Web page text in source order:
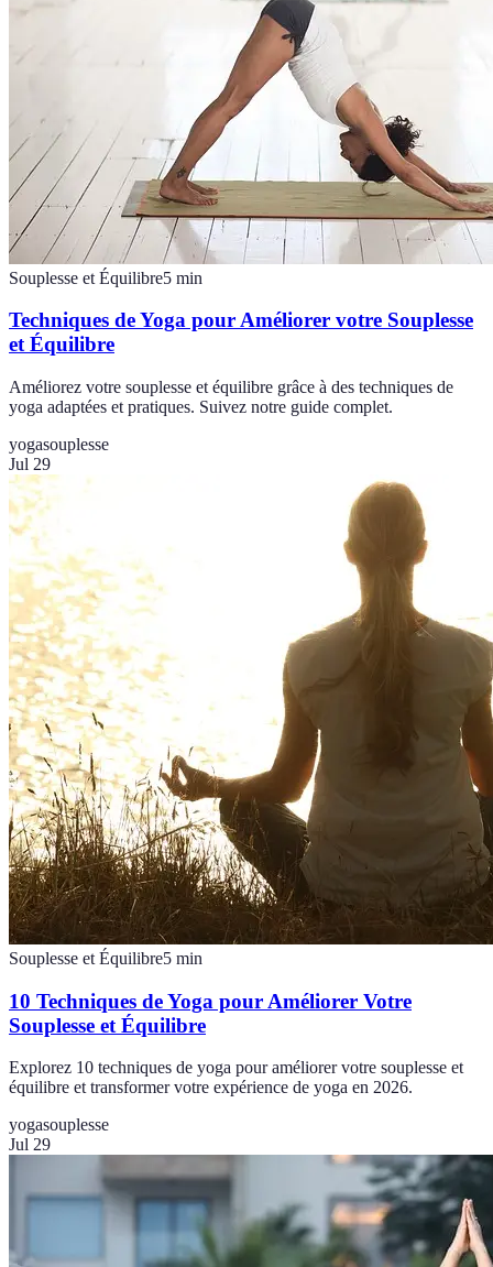
Souplesse et Équilibre5 min
Techniques de Yoga pour Améliorer votre Souplesse
et Équilibre
Améliorez votre souplesse et équilibre grâce à des techniques de
yoga adaptées et pratiques. Suivez notre guide complet.
yogasouplesse
Jul 29
Souplesse et Équilibre5 min
10 Techniques de Yoga pour Améliorer Votre
Souplesse et Équilibre
Explorez 10 techniques de yoga pour améliorer votre souplesse et
équilibre et transformer votre expérience de yoga en 2026.
yogasouplesse
Jul 29